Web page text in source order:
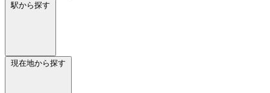
駅から探す
現在地から探す